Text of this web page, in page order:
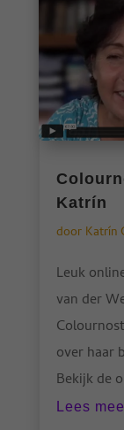
Katrín
door Katrín
Leuk
van der
over haar
Bekijk de
Lees